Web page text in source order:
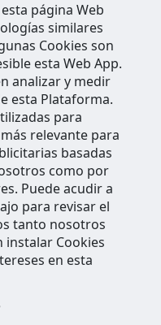
página Web
similares
Cookies son
esta Web App.
analizar y medir
esta Plataforma.
para
relevante para
basadas
como por
Puede acudir a
para revisar el
tanto nosotros
instalar Cookies
en esta